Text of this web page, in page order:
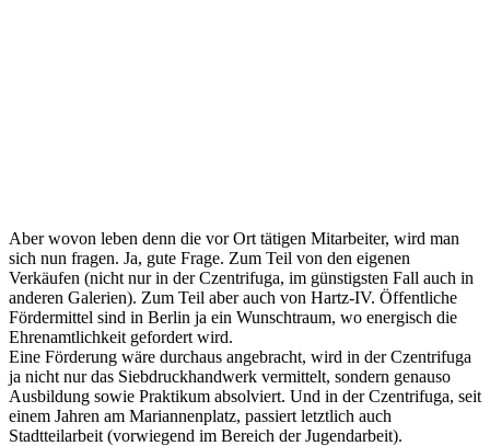
Aber wovon leben denn die vor Ort tätigen Mitarbeiter, wird man
sich nun fragen. Ja, gute Frage. Zum Teil von den eigenen
Verkäufen (nicht nur in der Czentrifuga, im günstigsten Fall auch in
anderen Galerien). Zum Teil aber auch von Hartz-IV. Öffentliche
Fördermittel sind in Berlin ja ein Wunschtraum, wo energisch die
Ehrenamtlichkeit gefordert wird.
Eine Förderung wäre durchaus angebracht, wird in der Czentrifuga
ja nicht nur das Siebdruckhandwerk vermittelt, sondern genauso
Ausbildung sowie Praktikum absolviert. Und in der Czentrifuga, seit
einem Jahren am Mariannenplatz, passiert letztlich auch
Stadtteilarbeit (vorwiegend im Bereich der Jugendarbeit).